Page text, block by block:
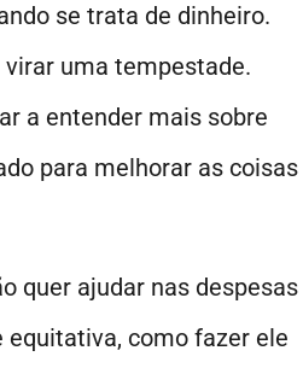
se trata de dinheiro.
virar uma tempestade.
a entender mais sobre
para melhorar as coisas
quer ajudar nas despesas
como fazer ele